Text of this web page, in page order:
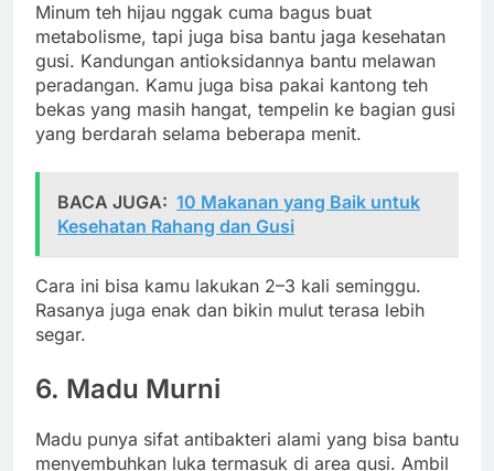
Minum teh hijau nggak cuma bagus buat
metabolisme, tapi juga bisa bantu jaga kesehatan
gusi. Kandungan antioksidannya bantu melawan
peradangan. Kamu juga bisa pakai kantong teh
bekas yang masih hangat, tempelin ke bagian gusi
yang berdarah selama beberapa menit.
BACA JUGA: 10 Makanan yang Baik untuk
Kesehatan Rahang dan Gusi
Cara ini bisa kamu lakukan 2–3 kali seminggu.
Rasanya juga enak dan bikin mulut terasa lebih
segar.
6. Madu Murni
Madu punya sifat antibakteri alami yang bisa bantu
menyembuhkan luka termasuk di area gusi. Ambil